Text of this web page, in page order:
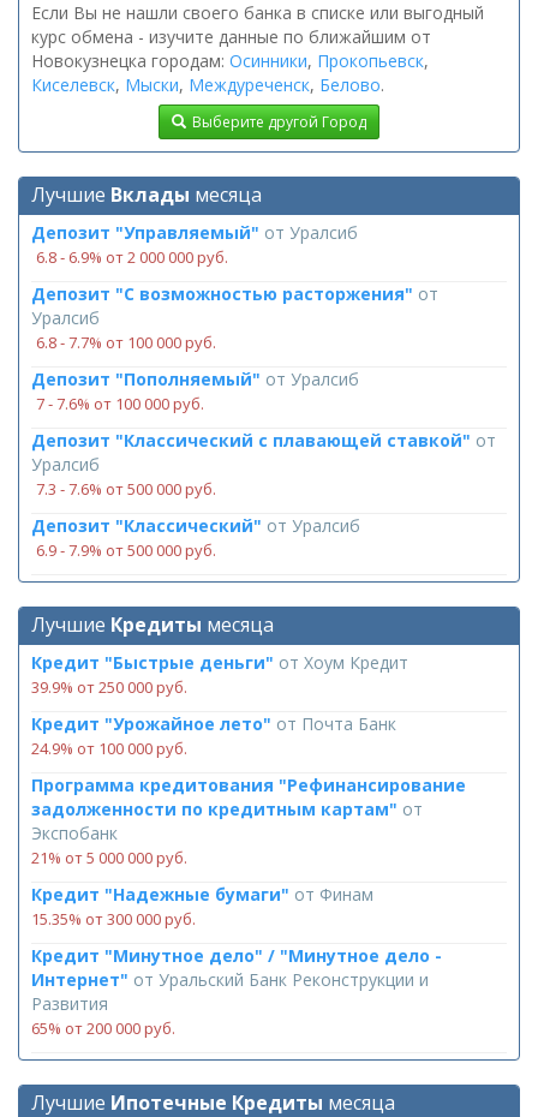
Если Вы не нашли своего банка в списке или выгодный
курс обмена - изучите данные по ближайшим от
Новокузнецка городам: Осинники, Прокопьевск,
Киселевск, Мыски, Междуреченск, Белово.
Выберите другой Город
Лучшие Вклады месяца
Депозит "Управляемый" от Уралсиб
6.8 ‑ 6.9% от 2 000 000 руб.
Депозит "С возможностью расторжения" от
Уралсиб
6.8 ‑ 7.7% от 100 000 руб.
Депозит "Пополняемый" от Уралсиб
7 ‑ 7.6% от 100 000 руб.
Депозит "Классический с плавающей ставкой" от
Уралсиб
7.3 ‑ 7.6% от 500 000 руб.
Депозит "Классический" от Уралсиб
6.9 ‑ 7.9% от 500 000 руб.
Лучшие Кредиты месяца
Кредит "Быстрые деньги" от Хоум Кредит
39.9% от 250 000 руб.
Кредит "Урожайное лето" от Почта Банк
24.9% от 100 000 руб.
Программа кредитования "Рефинансирование
задолженности по кредитным картам" от
Экспобанк
21% от 5 000 000 руб.
Кредит "Надежные бумаги" от Финам
15.35% от 300 000 руб.
Кредит "Минутное дело" / "Минутное дело -
Интернет" от Уральский Банк Реконструкции и
Развития
65% от 200 000 руб.
Лучшие Ипотечные Кредиты месяца